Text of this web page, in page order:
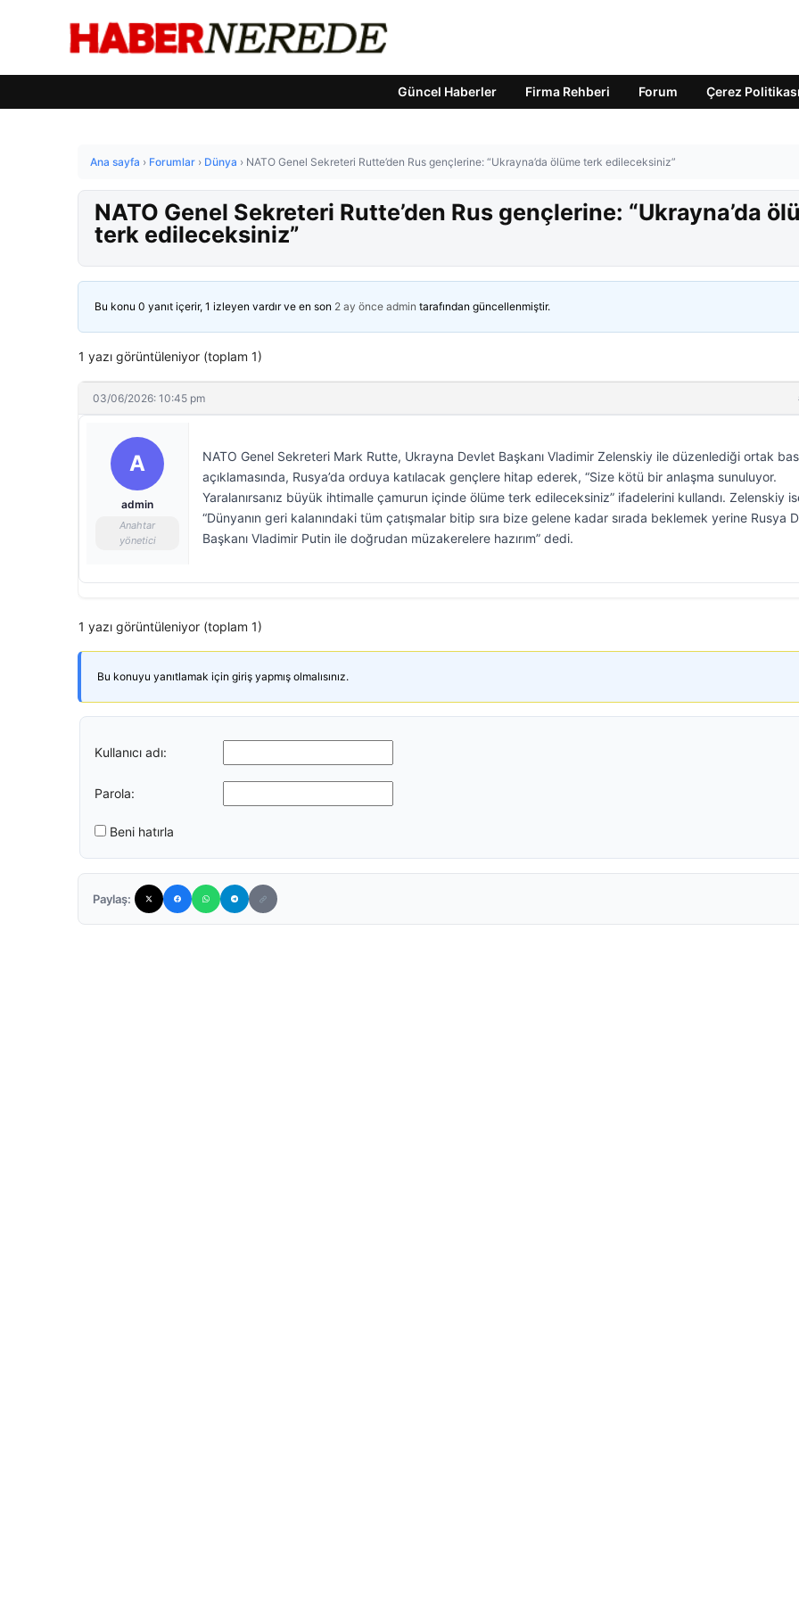
Güncel Haberler Firma Rehberi Forum Çerez Politikası
Ana sayfa › Forumlar › Dünya › NATO Genel Sekreteri Rutte’den Rus gençlerine: “Ukrayna’da ölüme terk edileceksiniz”
NATO Genel Sekreteri Rutte’den Rus gençlerine: “Ukrayna’da
terk edileceksiniz”
Bu konu 0 yanıt içerir, 1 izleyen vardır ve en son 2 ay önce admin tarafından güncellenmiştir.
1 yazı görüntüleniyor (toplam 1)
03/06/2026: 10:45 pm
A
admin
Anahtar
yönetici
NATO Genel Sekreteri Mark Rutte, Ukrayna Devlet Başkanı Vladimir Zelenskiy ile düzenlediği ortak
açıklamasında, Rusya’da orduya katılacak gençlere hitap ederek, “Size kötü bir anlaşma sunuluyor.
Yaralanırsanız büyük ihtimalle çamurun içinde ölüme terk edileceksiniz” ifadelerini kullandı. Zelenskiy
“Dünyanın geri kalanındaki tüm çatışmalar bitip sıra bize gelene kadar sırada beklemek yerine Rusya
Başkanı Vladimir Putin ile doğrudan müzakerelere hazırım” dedi.
1 yazı görüntüleniyor (toplam 1)
Bu konuyu yanıtlamak için giriş yapmış olmalısınız.
Kullanıcı adı:
Parola:
Beni hatırla
Paylaş: